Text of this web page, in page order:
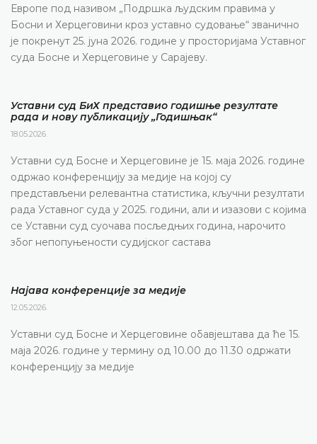
Европе под називом „Подршка људским правима у
Босни и Херцеговини кроз уставно судовање“ званично
је покренут 25. јуна 2026. године у просторијама Уставног
суда Босне и Херцеговине у Сарајеву.
Уставни суд БиХ представио годишње резултате
рада и нову публикацију „Годишњак“
18.05.2026.
Уставни суд Босне и Херцеговине је 15. маја 2026. године
одржао конференцију за медије на којој су
представљени релевантна статистика, кључни резултати
рада Уставног суда у 2025. години, али и изазови с којима
се Уставни суд суочава посљедњих година, нарочито
због непопуњености судијског састава
Најава конференције за медије
12.05.2026.
Уставни суд Босне и Херцеговине обавјештава да ће 15.
маја 2026. године у термину од 10.00 до 11.30 одржати
конференцију за медије